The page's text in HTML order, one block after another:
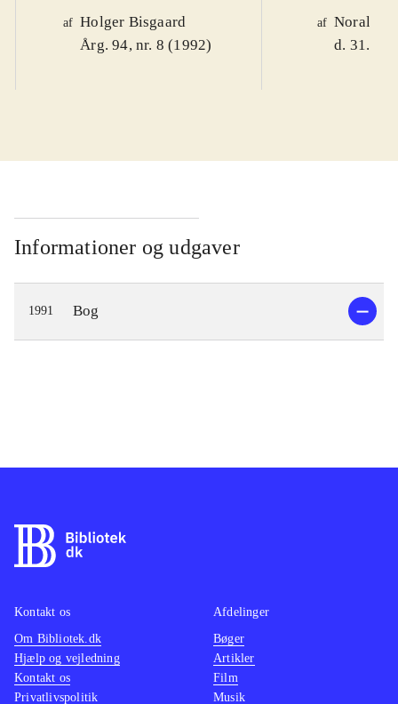
af Holger Bisgaard
Årg. 94, nr. 8 (1992)
af Noralv
d. 31.
Informationer og udgaver
1991 Bog
Kontakt os
Om Bibliotek.dk
Hjælp og vejledning
Kontakt os
Privatlivspolitik
Afdelinger
Bøger
Artikler
Film
Musik